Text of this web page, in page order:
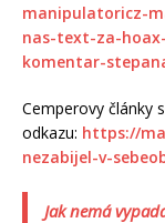
manipulatoricz-
nas-text-za-
komentar-
Cemperovy články
odkazu: https://
nezabijel-v-
Jak nemá